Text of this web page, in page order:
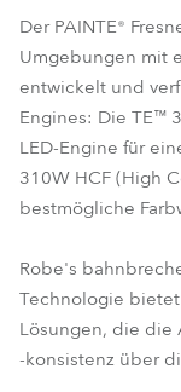
Der PAINTE®
Umgebungen mit
entwickelt und
Engines: Die TE™
LED-Engine für
310W HCF (High
bestmögliche
Robe's
Technologie
Lösungen, die die
-konsistenz über